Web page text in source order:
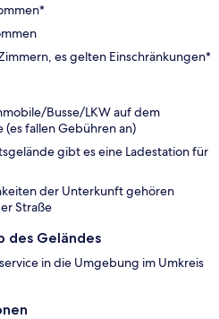
es gelten Einschränkungen*
Busse/LKW auf dem
fallen Gebühren an)
gibt es eine Ladestation für
der Unterkunft gehören
Straße
des Geländes
in die Umgebung im Umkreis